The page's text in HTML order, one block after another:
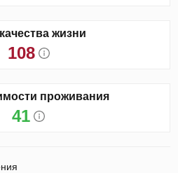
жизни
108
проживания
41